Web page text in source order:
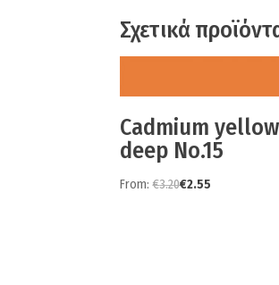
Σχετικά
Cadmium yellow
deep No.15
From:€3.20€2.55